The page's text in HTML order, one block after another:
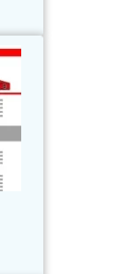
de
para
foi